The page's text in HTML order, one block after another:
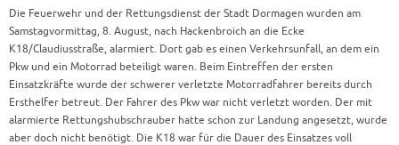
Die Feuerwehr und der Rettungsdienst der Stadt Dormagen wurden am
Samstagvormittag, 8. August, nach Hackenbroich an die Ecke
K18/Claudiusstraße, alarmiert. Dort gab es einen Verkehrsunfall, an dem ein
Pkw und ein Motorrad beteiligt waren. Beim Eintreffen der ersten
Einsatzkräfte wurde der schwerer verletzte Motorradfahrer bereits durch
Ersthelfer betreut. Der Fahrer des Pkw war nicht verletzt worden. Der mit
alarmierte Rettungshubschrauber hatte schon zur Landung angesetzt, wurde
aber doch nicht benötigt. Die K18 war für die Dauer des Einsatzes voll